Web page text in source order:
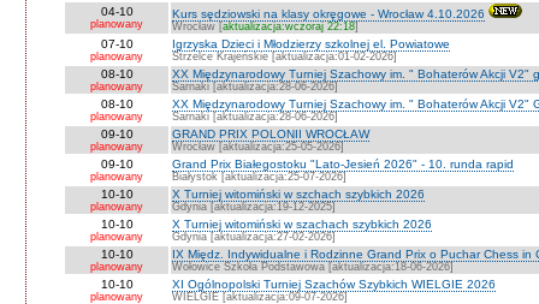
04-10
planowany
Kurs sędziowski na klasy okręgowe - Wrocław 4.10.2026
Wrocław [aktualizacja:wczoraj 22:18]
07-10
planowany
Igrzyska Dzieci i Młodzierzy szkolnej el. Powiatowe
Strzelce Krajeńskie [aktualizacja:01-02-2026]
08-10
planowany
XX Międzynarodowy Turniej Szachowy im. " Bohaterów Akcji V2"
Sarnaki [aktualizacja:28-06-2026]
08-10
planowany
XX Międzynarodowy Turniej Szachowy im. " Bohaterów Akcji V2"
Sarnaki [aktualizacja:28-06-2026]
09-10
planowany
GRAND PRIX POLONII WROCŁAW
Wrocław [aktualizacja:25-05-2026]
09-10
planowany
Grand Prix Białegostoku "Lato-Jesień 2026" - 10. runda rapid
Białystok [aktualizacja:25-07-2026]
10-10
planowany
X Turniej witomiński w szchach szybkich 2026
Gdynia [aktualizacja:19-12-2025]
10-10
planowany
X Turniej witomiński w szachach szybkich 2026
Gdynia [aktualizacja:27-02-2026]
10-10
planowany
IX Międz. Indywidualne i Rodzinne Grand Prix o Puchar Chess in
Wołowice Szkoła Podstawowa [aktualizacja:18-06-2026]
10-10
planowany
XI Ogólnopolski Turniej Szachów Szybkich WIELGIE 2026
WIELGIE [aktualizacja:09-07-2026]